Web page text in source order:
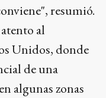
resumió.
al
Unidos, donde
de una
algunas zonas